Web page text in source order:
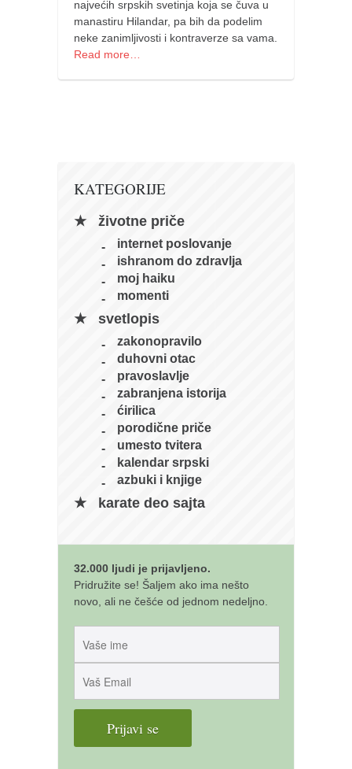
najvećih srpskih svetinja koja se čuva u
manastiru Hilandar, pa bih da podelim
neke zanimljivosti i kontraverze sa vama.
Read more…
KATEGORIJE
životne priče
internet poslovanje
ishranom do zdravlja
moj haiku
momenti
svetlopis
zakonopravilo
duhovni otac
pravoslavlje
zabranjena istorija
ćirilica
porodične priče
umesto tvitera
kalendar srpski
azbuki i knjige
karate deo sajta
32.000 ljudi je prijavljeno.
Pridružite se! Šaljem ako ima nešto
novo, ali ne češće od jednom nedeljno.